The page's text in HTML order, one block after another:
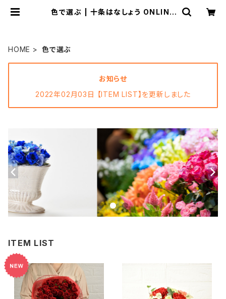
色で選ぶ | 十条はなしょう ONLINE
HOME 色で選ぶ
お知らせ
2022年02月03日 【ITEM LIST】を更新しました
ITEM LIST